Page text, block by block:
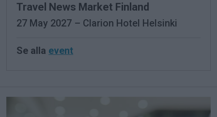
Travel News Market Finland
27 May 2027 – Clarion Hotel Helsinki
Se alla event